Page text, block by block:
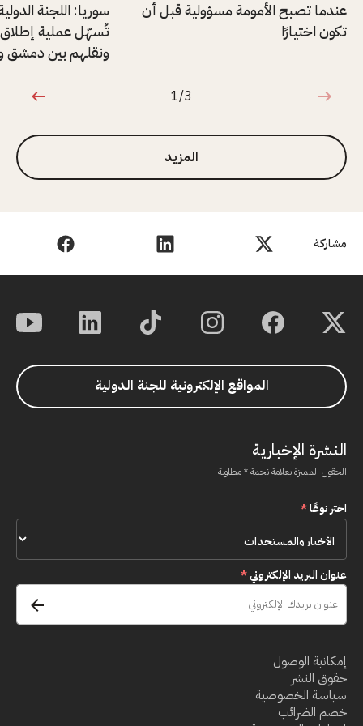
مشاركة
عندما تصبح الأمومة مسؤولية قبل أن
تكون اختيارًا
سوريا: اللجنة
ونقلهم بين دمشق
1 من 3
1/3
المزيد
المواقع الإلكترونية للجنة الدولية
النشرة الإخبارية
الحقول المميزة بعلامة نجمة * مطلوبة
اختر نوعًا*
عنوان البريد الإلكتروني*
إمكانية الوصول
حقوق النشر
سياسة الخصوصية
خصم الضرائب